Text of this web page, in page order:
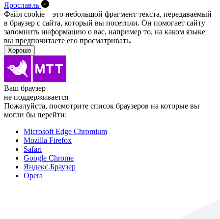
Ярославль
Файл cookie – это небольшой фрагмент текста, передава­емый
в браузер с сайта, который вы посетили. Он помо­гает сайту
запомнить информацию о вас, например то, на каком языке
вы предпочитаете его просматривать.
Хорошо
Ваш браузер
не поддерживается
Пожалуйста, посмотрите список браузеров на которые вы
могли бы перейти:
Microsoft Edge Chromium
Mozilla Firefox
Safari
Google Chrome
Яндекс.Браузер
Opera